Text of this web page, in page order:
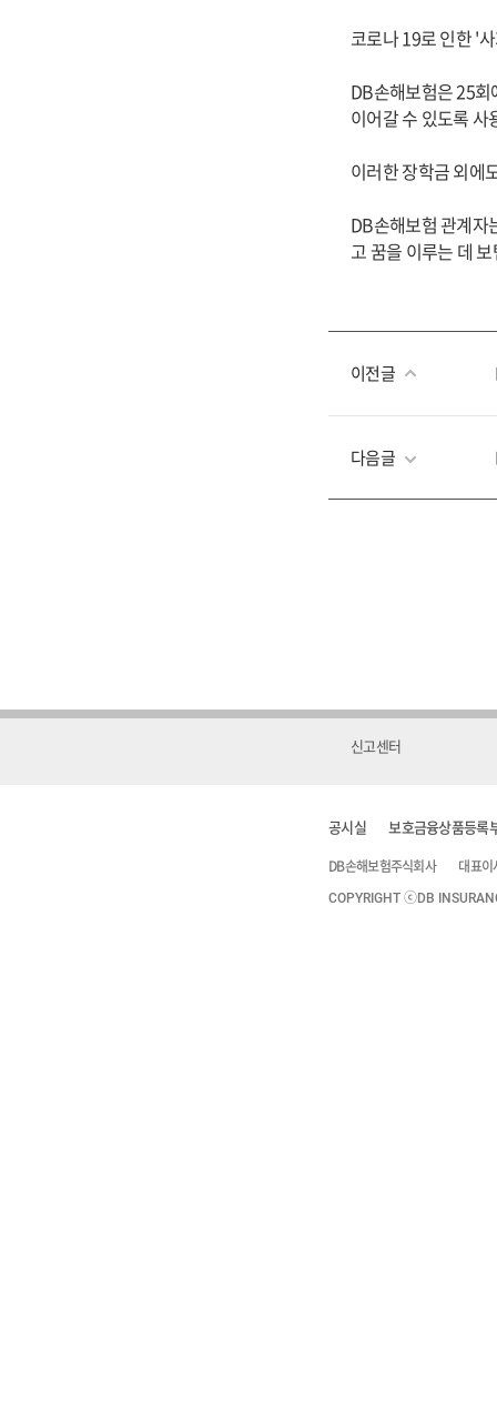
코로나 19로 인한 '
DB손해보험은 25회
이어갈 수 있도록 사
이러한 장학금 외에
DB손해보험 관계자
고 꿈을 이루는 데
이전글
다음글
신고센터
공시실 보호금융상품등록
DB손해보험주식회사 대표이
COPYRIGHT ⓒDB